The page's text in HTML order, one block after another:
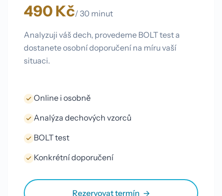
490 Kč/ 30 minut
Analyzuji váš dech, provedeme BOLT test a
dostanete osobní doporučení na míru vaší
situaci.
Online i osobně
Analýza dechových vzorců
BOLT test
Konkrétní doporučení
Rezervovat termín